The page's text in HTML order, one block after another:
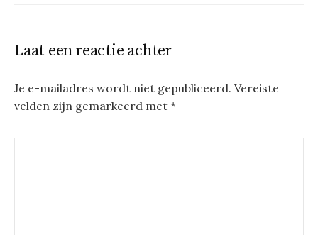
Laat een reactie achter
Je e-mailadres wordt niet gepubliceerd. Vereiste
velden zijn gemarkeerd met *